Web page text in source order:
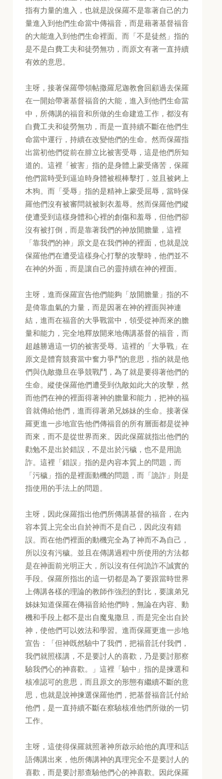
指有力量的進入，也就是說保羅不是靠著自己的力
量進入到他們生命當中傳福音，而是藉著基督福音
的大能進入到他們生命裡面。而「不是徒然」指的
是不是白費工夫和徒勞無功，而原文有著一直持續
有效的意思。
主呀，接著保羅帶領帖撒羅尼迦教會回顧過去保羅
在一開始帶著基督福音的大能，進入到他們生命當
中，所傳講的福音和所做的生命建造工作，都沒有
白費工夫和徒勞無功，而是一直持續不斷在他們生
命當中運行，持續在改變他們的生命。然而保羅指
出當初他們從前在腓立比被害受辱，這是他們所知
道的。這裡「被害」指的是身體上蒙受痛苦，保羅
他們當時受到逼迫時身體被棍棒擊打，並且被銬上
木狗。而「受辱」指的是精神上蒙受屈辱，當時保
羅他們沒有被審問就被剝衣羞辱。然而保羅他們縱
使遭受到這樣身體和心裡的創傷和羞辱，但他們卻
沒有被打倒，而是靠著我們的神放開膽量，這裡
「靠我們的神」原文是在我們神的裡面，也就是說
保羅他們在遭受這樣身心打擊的攻擊時，他們並不
在神的外面，而是讓自己的靈持續在神的裡面。
主呀，進而保羅宣告他們能夠「放開膽量」指的不
是倚靠血氣的力量，而是因著在神的裡面與神連
結，進而在福音的大爭戰當中，領受從神而來的膽
量和能力，完全地釋放開來地傳講基督的福音，而
超越勝過這一切的被害受辱。這裡的「大爭戰」在
原文是體育競賽當中奮力爭鬥的意思，指的就是他
們與仇敵撒旦在爭競戰鬥，為了就是要得著他們的
生命。縱使保羅他們遭受到仇敵如此大的攻擊，然
而他們在神的裡面得著神的膽量和能力，把神的福
音就傳給他們，進而得著弟兄姊妹的生命。接著保
羅更進一步地宣告他們傳福音的所有層面都是從神
而來，而不是從世界而來。因此保羅就指出他們的
勸勉不是出於錯誤，不是出於污穢，也不是用詭
詐。這裡「錯誤」指的是內容本質上的問題，而
「污穢」指的是裡面動機的問題，而「詭詐」則是
指使用的手法上的問題。
主呀，因此保羅指出他們所傳講基督的福音，在內
容本質上完全出自於神而不是自己，因此沒有錯
誤。而在他們裡面的動機完全為了神而不為自己，
所以沒有污穢。並且在傳講過程中所使用的方法都
是在神面前光明正大，所以沒有任何詭詐不誠實的
手段。保羅所指出的這一切都是為了要跟當時世界
上傳講各樣的理論的教師作強烈的對比，要讓弟兄
姊妹知道保羅在傳福音給他們時，無論在內容、動
機和手段上都不是出自魔鬼撒旦，而是完全出自於
神，使他們可以效法和學習。進而保羅更進一步地
宣告：「但神既然驗中了我們，把福音託付我們，
我們就照樣講，不是要討人的喜歡，乃是要討那察
驗我們心的神喜歡。」這裡「驗中」指的是揀選和
核准認可的意思，而且原文的形態有繼續不斷的意
思，也就是說神揀選保羅他們，把基督福音託付給
他們，是一直持續不斷在察驗核准他們所做的一切
工作。
主呀，這使得保羅就照著神所啟示給他的真理和話
語傳講出來，他所傳講神的真理完全不是要討人的
喜歡，而是要討那查驗他們心的神喜歡。因此保羅